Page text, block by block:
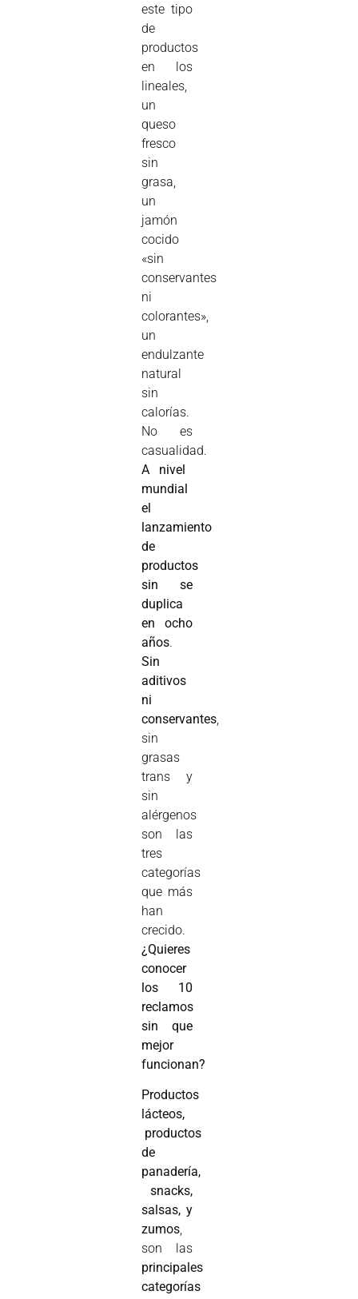
este tipo
de
productos
en los
lineales,
un
queso
fresco
sin
grasa,
un
jamón
cocido
«sin
conservantes
ni
colorantes»,
un
endulzante
natural
sin
calorías.
No es
casualidad.
A nivel
mundial
el
lanzamiento
de
productos
sin se
duplica
en ocho
años.
Sin
aditivos
ni
conservantes,
sin
grasas
trans y
sin
alérgenos
son las
tres
categorías
que más
han
crecido.
¿Quieres
conocer
los 10
reclamos
sin que
mejor
funcionan?
Productos
lácteos,
productos
de
panadería,
snacks,
salsas, y
zumos,
son las
principales
categorías